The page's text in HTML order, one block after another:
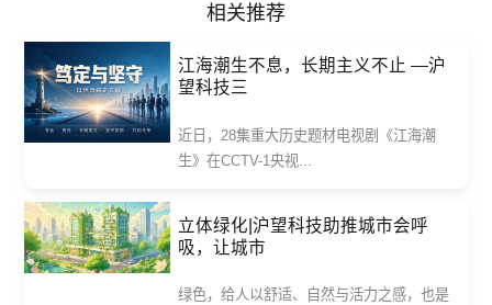
相关推荐
江海潮生不息，长期主义不止 —沪
望科技三
近日，28集重大历史题材电视剧《江海潮
生》在CCTV-1央视...
立体绿化|沪望科技助推城市会呼
吸，让城市
绿色，给人以舒适、自然与活力之感，也是